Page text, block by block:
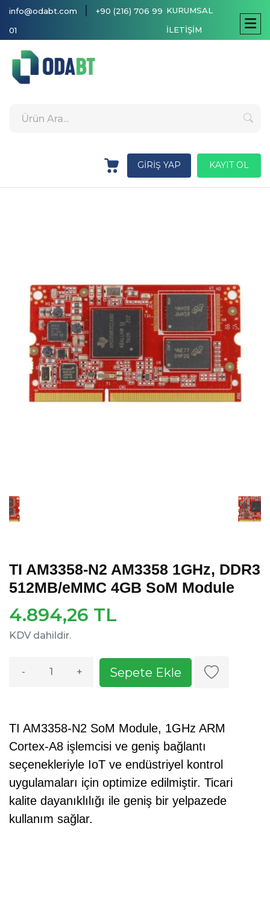
info@odabt.com |
+90 (216) 706 99
01
KURUMSAL
İLETİŞİM
GİRİŞ YAP KAYIT OL
TI AM3358-N2 AM3358 1GHz, DDR3
512MB/eMMC 4GB SoM Module
4.894,26 TL
KDV dahildir.
- + Sepete Ekle
TI AM3358-N2 SoM Module, 1GHz ARM
Cortex-A8 işlemcisi ve geniş bağlantı
seçenekleriyle IoT ve endüstriyel kontrol
uygulamaları için optimize edilmiştir. Ticari
kalite dayanıklılığı ile geniş bir yelpazede
kullanım sağlar.